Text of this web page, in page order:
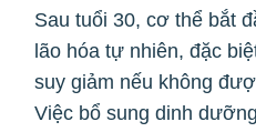
Sau tuổi 30, cơ thể bắt
lão hóa tự nhiên, đặc
suy giảm nếu không
Việc bổ sung dinh